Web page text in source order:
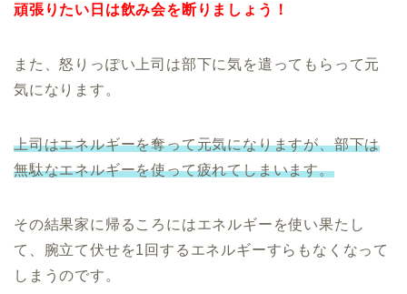
頑張りたい日は飲み会を断りましょう！
また、怒りっぽい上司は部下に気を遣ってもらって元
気になります。
上司はエネルギーを奪って元気になりますが、部下は
無駄なエネルギーを使って疲れてしまいます。
その結果家に帰るころにはエネルギーを使い果たし
て、腕立て伏せを1回するエネルギーすらもなくなって
しまうのです。